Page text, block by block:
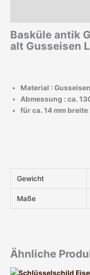
Basküle antik
alt Gusseisen
Material : Gusseisen
Abmessung : ca.
für ca. 14 mm
Gewicht
Maße
Ähnliche